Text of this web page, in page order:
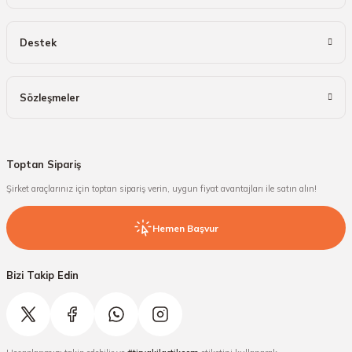
Destek
Sözleşmeler
Toptan Sipariş
Şirket araçlarınız için toptan sipariş verin, uygun fiyat avantajları ile satın alın!
Hemen Başvur
Bizi Takip Edin